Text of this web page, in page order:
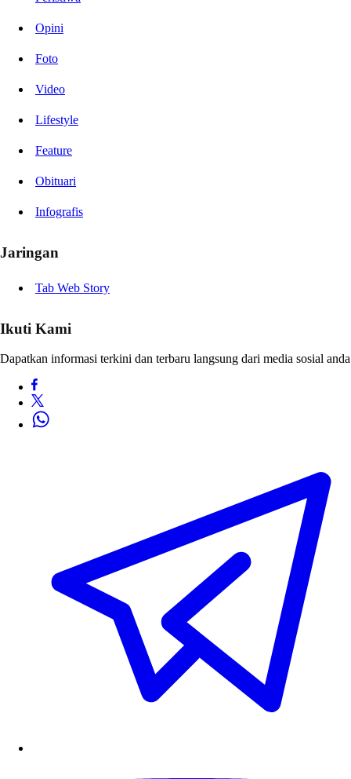
Opini
Foto
Video
Lifestyle
Feature
Obituari
Infografis
Jaringan
Tab Web Story
Ikuti Kami
Dapatkan informasi terkini dan terbaru langsung dari media sosial anda